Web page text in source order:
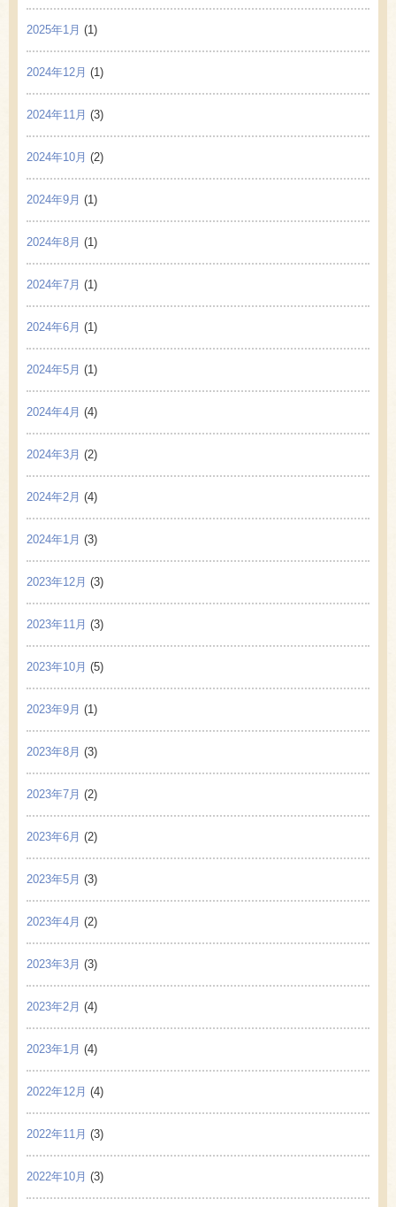
2025年1月 (1)
2024年12月 (1)
2024年11月 (3)
2024年10月 (2)
2024年9月 (1)
2024年8月 (1)
2024年7月 (1)
2024年6月 (1)
2024年5月 (1)
2024年4月 (4)
2024年3月 (2)
2024年2月 (4)
2024年1月 (3)
2023年12月 (3)
2023年11月 (3)
2023年10月 (5)
2023年9月 (1)
2023年8月 (3)
2023年7月 (2)
2023年6月 (2)
2023年5月 (3)
2023年4月 (2)
2023年3月 (3)
2023年2月 (4)
2023年1月 (4)
2022年12月 (4)
2022年11月 (3)
2022年10月 (3)